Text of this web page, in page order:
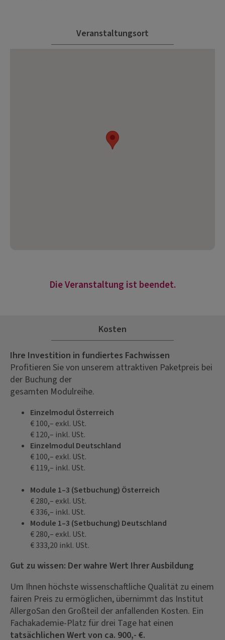
Veranstaltungsort
Die Veranstaltung ist beendet.
Kosten
Ihre Investition in fundiertes Fachwissen
Profitieren Sie von unserem attraktiven Paketpreis bei
der Buchung der
gesamten Modulreihe.
Einzelmodul Österreich
€ 100,– exkl. USt.
€ 120,– inkl. USt.
Einzelmodul Deutschland
€ 100,– exkl. USt.
€ 119,– inkl. USt.
Module 1–3 (Setbuchung) Österreich
€ 280,– exkl. USt.
€ 336,– inkl. USt.
Module 1–3 (Setbuchung) Deutschland
€ 280,– exkl. USt.
€ 333,20 inkl. USt.
Gut zu wissen: Der wahre Wert Ihrer Ausbildung
Um Ihnen höchste wissenschaftliche Qualität zu einem
fairen Preis zu ermöglichen, übernimmt das Institut
AllergoSan den Großteil der anfallenden Kosten. Ein
Fachakademie-Platz für drei Tage hat einen
tatsächlichen Wert von ca. 900,- €.